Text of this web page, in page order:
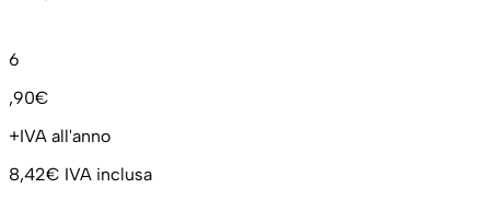
6
,90€
+IVA all'anno
8,42€ IVA inclusa